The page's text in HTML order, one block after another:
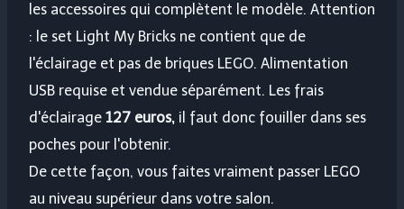
les accessoires qui complètent le modèle. Attention
: le set Light My Bricks ne contient que de
l'éclairage et pas de briques LEGO. Alimentation
USB requise et vendue séparément. Les frais
d'éclairage 127 euros, il faut donc fouiller dans ses
poches pour l'obtenir.
De cette façon, vous faites vraiment passer LEGO
au niveau supérieur dans votre salon.